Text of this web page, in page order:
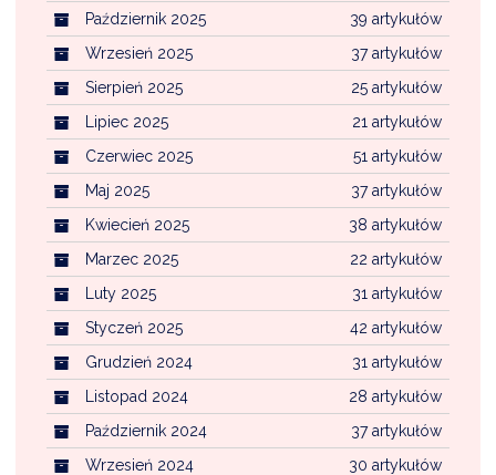
39 artykułów
Październik 2025
37 artykułów
Wrzesień 2025
25 artykułów
Sierpień 2025
21 artykułów
Lipiec 2025
51 artykułów
Czerwiec 2025
37 artykułów
Maj 2025
38 artykułów
Kwiecień 2025
22 artykułów
Marzec 2025
31 artykułów
Luty 2025
42 artykułów
Styczeń 2025
31 artykułów
Grudzień 2024
28 artykułów
Listopad 2024
37 artykułów
Październik 2024
30 artykułów
Wrzesień 2024